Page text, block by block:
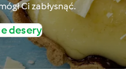
Ci zabłysnąć.
desery